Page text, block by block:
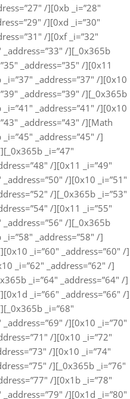
/][0xb _i=”28″
/][0xd _i=”30″
/][0xf _i=”32″
_address=”33″ /][_0x365b
_address=”35″ /][0x11
_i=”37″ _address=”37″ /][0x10
_address=”39″ /][_0x365b
_i=”41″ _address=”41″ /][0x10
_address=”43″ /][Math
_address=”45″ /]
_i=”47″
/][0x11 _i=”49″
_address=”50″ /][0x10 _i=”51″
/][_0x365b _i=”53″
/][0x11 _i=”55″
_address=”56″ /][_0x365b
_address=”58″ /]
_i=”60″ _address=”60″ /]
_i=”62″ _address=”62″ /]
_i=”64″ _address=”64″ /]
_i=”66″ _address=”66″ /]
_i=”68″
_address=”69″ /][0x10 _i=”70″
/][0x10 _i=”72″
/][0x10 _i=”74″
/][_0x365b _i=”76″
/][0x1b _i=”78″
_address=”79″ /][0x1d _i=”80″